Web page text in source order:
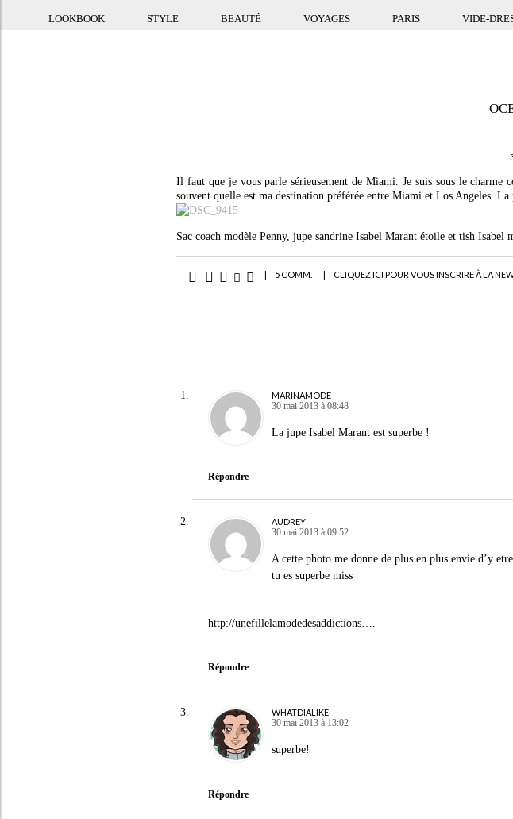
LOOKBOOK STYLE BEAUTÉ VOYAGES PARIS VIDE-
Il faut que je vous parle sérieusement de Miami. Je suis sous le charme
souvent quelle est ma destination préférée entre Miami et Los Angeles.
Sac coach modèle Penny, jupe sandrine Isabel Marant étoile et tish Isabel
| 5 COMM. | CLIQUEZ ICI POUR VOUS INSCRIRE À LA
MARINAMODE
30 mai 2013 à 08:48
La jupe Isabel Marant est superbe !
Répondre
AUDREY
30 mai 2013 à 09:52
A cette photo me donne de plus en plus envie d’y
tu es superbe miss
http://unefillelamodedesaddictions
Répondre
WHATDIALIKE
30 mai 2013 à 13:02
superbe!
Répondre